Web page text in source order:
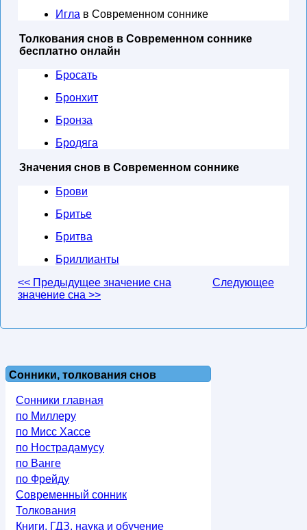
Игла в Современном соннике
Толкования снов в Современном соннике
бесплатно онлайн
Бросать
Бронхит
Бронза
Бродяга
Значения снов в Современном соннике
Брови
Бритье
Бритва
Бриллианты
<< Предыдущее значение сна
Следующее
значение сна >>
Сонники, толкования снов
Сонники главная
по Миллеру
по Мисс Хассе
по Нострадамусу
по Ванге
по Фрейду
Современный сонник
Толкования
Книги, ГДЗ, наука и обучение